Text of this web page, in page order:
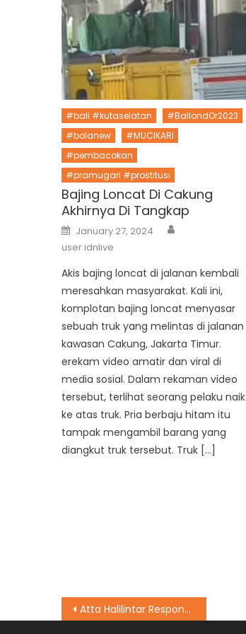
#bali #kutaselatan
#BallondOr2023
#bolanew
#MUCIKARI
#pembacokan
#pramugari #prostitusi
Bajing Loncat Di Cakung
Akhirnya Di Tangkap
Posted
on
January 27, 2024
user idnlive
Akis bajing loncat di jalanan kembali
meresahkan masyarakat. Kali ini,
komplotan bajing loncat menyasar
sebuah truk yang melintas di jalanan
kawasan Cakung, Jakarta Timur.
erekam video amatir dan viral di
media sosial. Dalam rekaman video
tersebut, terlihat seorang pelaku naik
ke atas truk. Pria berbaju hitam itu
tampak mengambil barang yang
diangkut truk tersebut. Truk […]
Post
Atta Halilintar Respons soal Lamaran Thariq Halilintar dan Aaliyah Massaid, Ungkap Sosok Sang Adik